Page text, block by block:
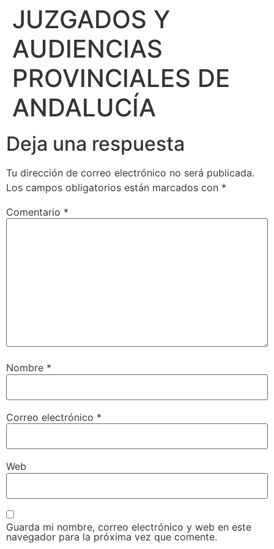
JUZGADOS Y
AUDIENCIAS
PROVINCIALES DE
ANDALUCÍA
Deja una respuesta
Tu dirección de correo electrónico no será publicada.
Los campos obligatorios están marcados con *
Comentario *
Nombre *
Correo electrónico *
Web
Guarda mi nombre, correo electrónico y web en este
navegador para la próxima vez que comente.